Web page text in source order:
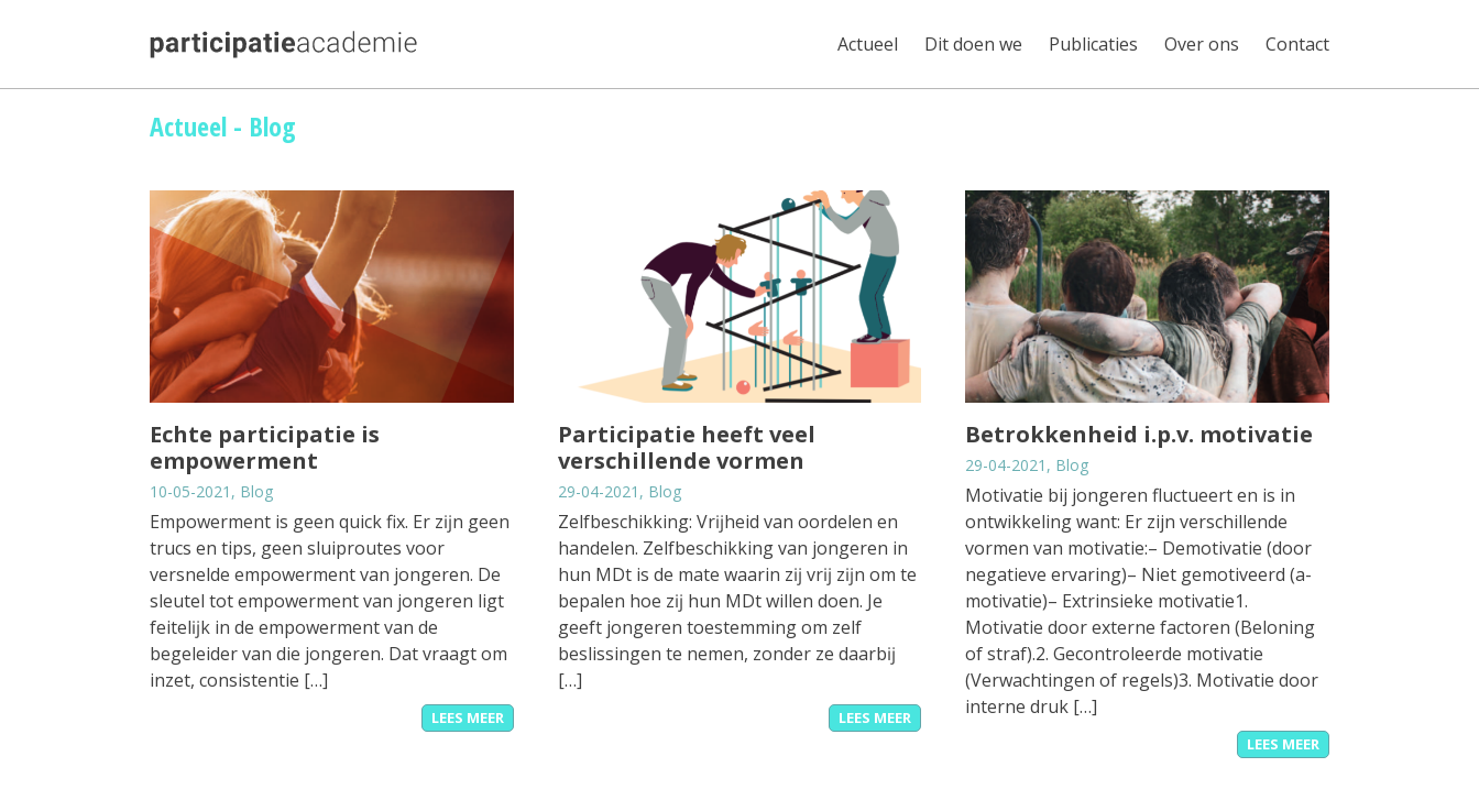
Actueel Dit doen we Publicaties Over ons Contact
Actueel - Blog
Echte participatie is
empowerment
10-05-2021, Blog
Empowerment is geen quick fix. Er zĳn geen
trucs en tips, geen sluiproutes voor
versnelde empowerment van jongeren. De
sleutel tot empowerment van jongeren ligt
feitelĳk in de empowerment van de
begeleider van die jongeren. Dat vraagt om
inzet, consistentie […]
LEES MEER
Participatie heeft veel
verschillende vormen
29-04-2021, Blog
Zelfbeschikking: Vrĳheid van oordelen en
handelen. Zelfbeschikking van jongeren in
hun MDt is de mate waarin zĳ vrĳ zĳn om te
bepalen hoe zĳ hun MDt willen doen. Je
geeft jongeren toestemming om zelf
beslissingen te nemen, zonder ze daarbĳ
[…]
LEES MEER
Betrokkenheid i.p.v. motivatie
29-04-2021, Blog
Motivatie bij jongeren fluctueert en is in
ontwikkeling want: Er zijn verschillende
vormen van motivatie:– Demotivatie (door
negatieve ervaring)– Niet gemotiveerd (a-
motivatie)– Extrinsieke motivatie1.
Motivatie door externe factoren (Beloning
of straf).2. Gecontroleerde motivatie
(Verwachtingen of regels)3. Motivatie door
interne druk […]
LEES MEER